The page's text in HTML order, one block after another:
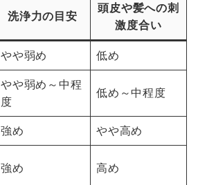
洗浄力の目安
頭皮や髪への刺
激度合い
やや弱め 低め
やや弱め～中程
度
低め～中程度
強め やや高め
強め 高め